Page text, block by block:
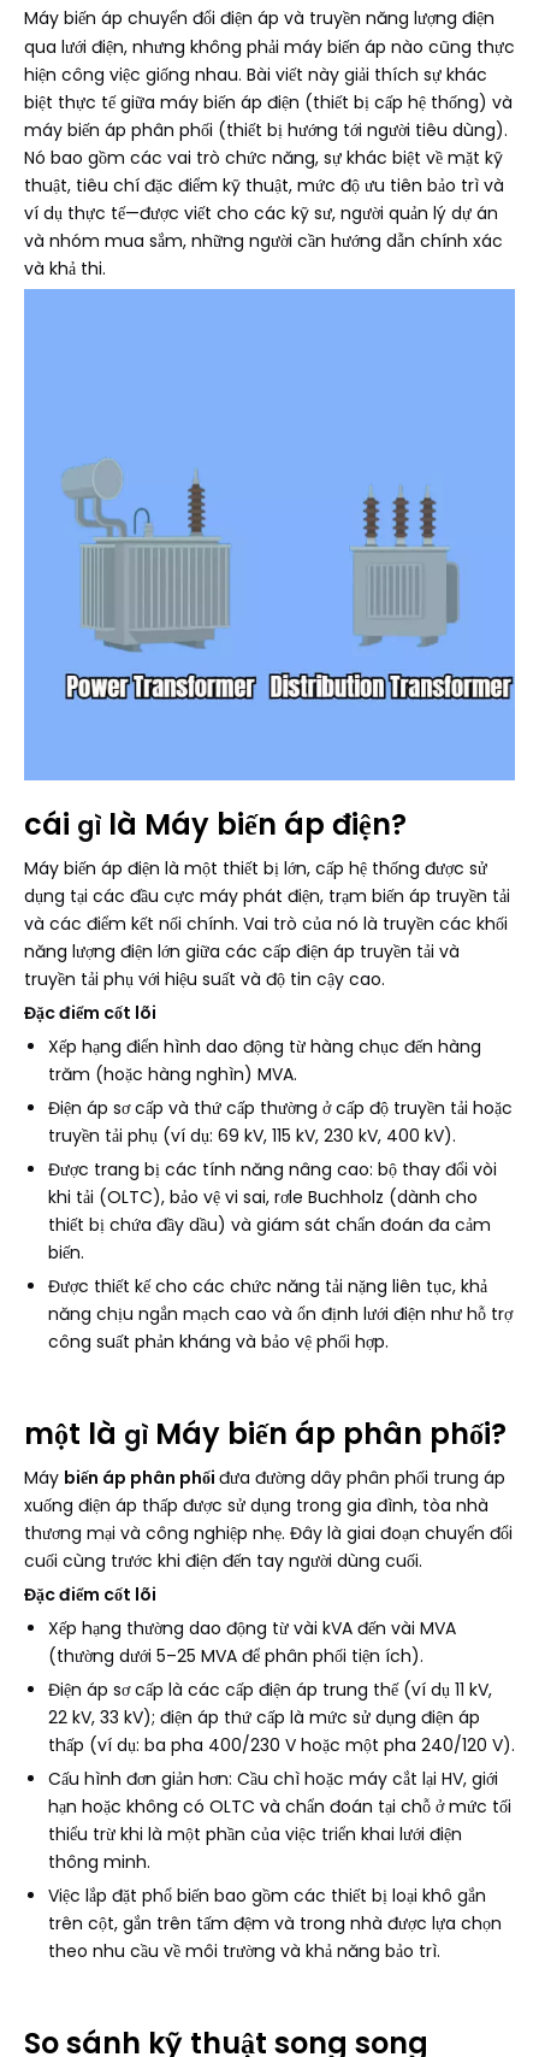
Máy biến áp chuyển đổi điện áp và truyền năng lượng điện
qua lưới điện, nhưng không phải máy biến áp nào cũng thực
hiện công việc giống nhau. Bài viết này giải thích sự khác
biệt thực tế giữa máy biến áp điện (thiết bị cấp hệ thống) và
máy biến áp phân phối (thiết bị hướng tới người tiêu dùng).
Nó bao gồm các vai trò chức năng, sự khác biệt về mặt kỹ
thuật, tiêu chí đặc điểm kỹ thuật, mức độ ưu tiên bảo trì và
ví dụ thực tế—được viết cho các kỹ sư, người quản lý dự án
và nhóm mua sắm, những người cần hướng dẫn chính xác
và khả thi.
cái gì là Máy biến áp điện?
Máy biến áp điện là một thiết bị lớn, cấp hệ thống được sử
dụng tại các đầu cực máy phát điện, trạm biến áp truyền tải
và các điểm kết nối chính. Vai trò của nó là truyền các khối
năng lượng điện lớn giữa các cấp điện áp truyền tải và
truyền tải phụ với hiệu suất và độ tin cậy cao.
Đặc điểm cốt lõi
Xếp hạng điển hình dao động từ hàng chục đến hàng
trăm (hoặc hàng nghìn) MVA.
Điện áp sơ cấp và thứ cấp thường ở cấp độ truyền tải hoặc
truyền tải phụ (ví dụ: 69 kV, 115 kV, 230 kV, 400 kV).
Được trang bị các tính năng nâng cao: bộ thay đổi vòi
khi tải (OLTC), bảo vệ vi sai, rơle Buchholz (dành cho
thiết bị chứa đầy dầu) và giám sát chẩn đoán đa cảm
biến.
Được thiết kế cho các chức năng tải nặng liên tục, khả
năng chịu ngắn mạch cao và ổn định lưới điện như hỗ trợ
công suất phản kháng và bảo vệ phối hợp.
một là gì Máy biến áp phân phối?
Máy biến áp phân phối đưa đường dây phân phối trung áp
xuống điện áp thấp được sử dụng trong gia đình, tòa nhà
thương mại và công nghiệp nhẹ. Đây là giai đoạn chuyển đổi
cuối cùng trước khi điện đến tay người dùng cuối.
Đặc điểm cốt lõi
Xếp hạng thường dao động từ vài kVA đến vài MVA
(thường dưới 5–25 MVA để phân phối tiện ích).
Điện áp sơ cấp là các cấp điện áp trung thế (ví dụ 11 kV,
22 kV, 33 kV); điện áp thứ cấp là mức sử dụng điện áp
thấp (ví dụ: ba pha 400/230 V hoặc một pha 240/120 V).
Cấu hình đơn giản hơn: Cầu chì hoặc máy cắt lại HV, giới
hạn hoặc không có OLTC và chẩn đoán tại chỗ ở mức tối
thiểu trừ khi là một phần của việc triển khai lưới điện
thông minh.
Việc lắp đặt phổ biến bao gồm các thiết bị loại khô gắn
trên cột, gắn trên tấm đệm và trong nhà được lựa chọn
theo nhu cầu về môi trường và khả năng bảo trì.
So sánh kỹ thuật song song